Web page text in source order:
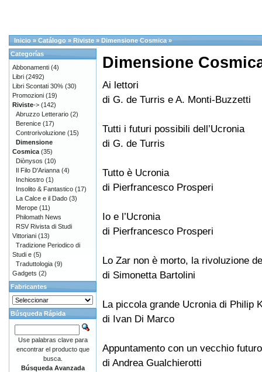
Inicio » Catálogo » Riviste » Dimensione Cosmica »
Dimensione
Ai lettori
di G. de Turris e A. Monti-Buzzetti
Tutti i futuri possibili dell’Ucronia
di G. de Turris
Tutto è Ucronia
di Pierfrancesco Prosperi
Io e l’Ucronia
di Pierfrancesco Prosperi
Lo Zar non è morto, la rivoluzione
di Simonetta Bartolini
La piccola grande Ucronia di Philip
di Ivan Di Marco
Appuntamento con un vecchio futuro
di Andrea Gualchierotti
Categorías
Abbonamenti (4)
Libri (2492)
Libri Scontati 30% (30)
Promozioni (19)
Riviste-> (142)
Abruzzo Letterario (2)
Berenice (17)
Controrivoluzione (15)
Dimensione
Cosmica (35)
Diònysos (10)
Il Filo D'Arianna (4)
Inchiostro (1)
Insolito & Fantastico (17)
La Calce e il Dado (3)
Merope (11)
Philomath News
RSV Rivista di Studi
Vittoriani (13)
Tradizione Periodico di
Studi e (5)
Traduttologia (9)
Gadgets (2)
Fabricantes
Búsqueda Rápida
Use palabras clave para
encontrar el producto que
busca.
Búsqueda Avanzada